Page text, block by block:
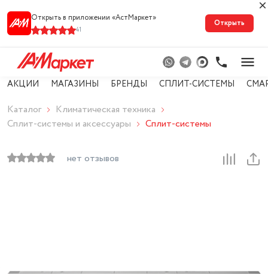
Открыть в приложении «АстМарке‪т‬»
41
Открыть
АКЦИИ МАГАЗИНЫ БРЕНДЫ СПЛИТ-СИСТЕМЫ
Каталог
Климатическая техника
Сплит-системы и аксессуары
Сплит-системы
нет отзывов